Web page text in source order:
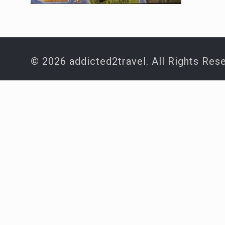
© 2026 addicted2travel. All Rights